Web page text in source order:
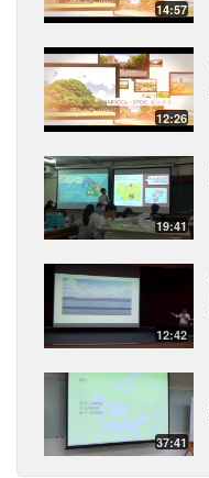
14:57
12:26
19:41
12:42
37:41